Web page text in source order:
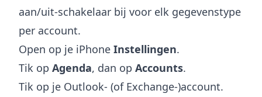
aan/uit-schakelaar bij voor elk gegevenstype
per account.
Open op je iPhone Instellingen.
Tik op Agenda, dan op Accounts.
Tik op je Outlook- (of Exchange-)account.